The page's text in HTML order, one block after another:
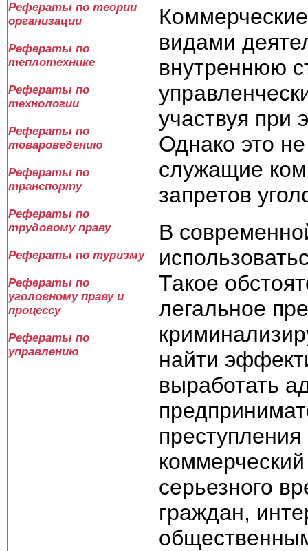
Рефераты по теории
организации
Рефераты по
теплотехнике
Рефераты по
технологии
Рефераты по
товароведению
Рефераты по
транспорту
Рефераты по
трудовому праву
Рефераты по туризму
Рефераты по
уголовному праву и
процессу
Рефераты по
управлению
видами
внутреннюю
участвуя при
Однако это
служащие
запретов
В
Такое
легальное
найти
выработать
серьезного
граждан,